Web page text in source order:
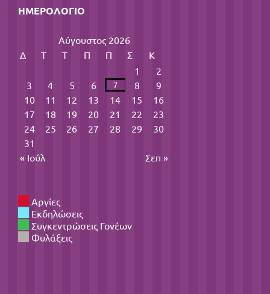
ΗΜΕΡΟΛΌΓΙΟ
Αύγουστος 2026
Δ
Τ Τ Π Π Σ
Κ
1
2
3
4 5 6 7 8
9
10
11 12 13 14 15
16
17
18 19 20 21 22
23
24
25 26 27 28 29
30
31
« Ιούλ
Σεπ »
Αργίες
Εκδηλώσεις
Συγκεντρώσεις Γονέων
Φυλάξεις